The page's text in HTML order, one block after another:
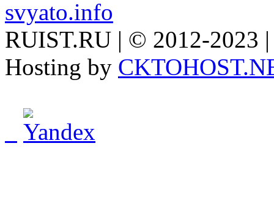
svyato.info
RUIST.RU | © 2012-2023
Hosting by